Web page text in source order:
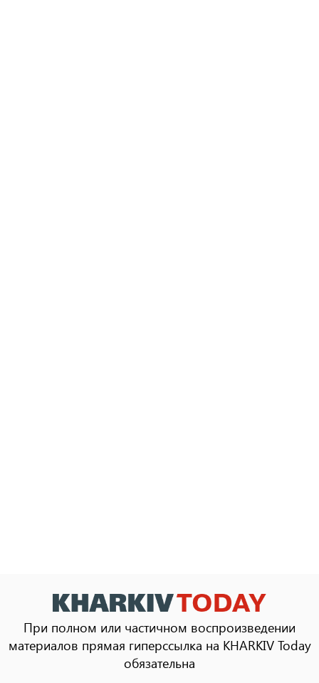
При полном или частичном воспроизведении
материалов прямая гиперссылка на KHARKIV Today
обязательна